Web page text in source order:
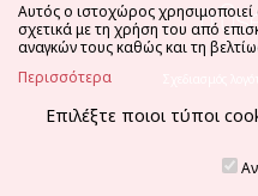
Αυτός ο ιστοχώρος
σχετικά με τη χρήση του από
αναγκών τους καθώς και τη
Περισσότερα
Επιλέξτε ποιοι τύποι